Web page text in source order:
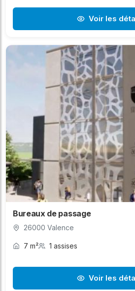
Voir les
Bureaux de passage
26000 Valence
7 m² 1 assises
Voir les